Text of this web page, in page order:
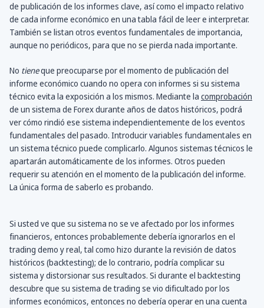
de publicación de los informes clave, así como el impacto relativo
de cada informe económico en una tabla fácil de leer e interpretar.
También se listan otros eventos fundamentales de importancia,
aunque no periódicos, para que no se pierda nada importante.
No tieneque preocuparse por el momento de publicación del
informe económico cuando no opera con informes si su sistema
técnico evita la exposición a los mismos. Mediante la comprobación
de un sistema de Forex durante años de datos históricos, podrá
ver cómo rindió ese sistema independientemente de los eventos
fundamentales del pasado. Introducir variables fundamentales en
un sistema técnico puede complicarlo. Algunos sistemas técnicos le
apartarán automáticamente de los informes. Otros pueden
requerir su atención en el momento de la publicación del informe.
La única forma de saberlo es probando.
Si usted ve que su sistema no se ve afectado por los informes
financieros, entonces probablemente debería ignorarlos en el
trading demo y real, tal como hizo durante la revisión de datos
históricos (backtesting); de lo contrario, podría complicar su
sistema y distorsionar sus resultados. Si durante el backtesting
descubre que su sistema de trading se vio dificultado por los
informes económicos, entonces no debería operar en una cuenta